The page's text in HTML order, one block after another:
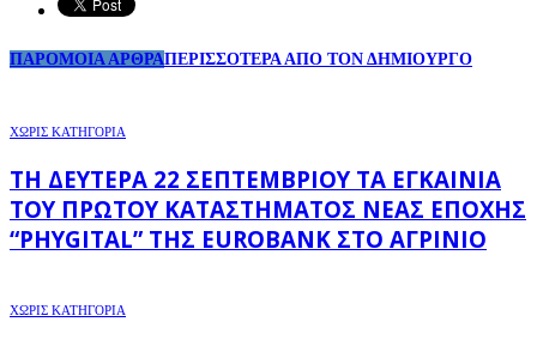
ΠΑΡΟΜΟΙΑ ΑΡΘΡΑΠΕΡΙΣΣΟΤΕΡΑ ΑΠΟ ΤΟΝ ΔΗΜΙΟΥΡΓΟ
ΧΩΡΊΣ ΚΑΤΗΓΟΡΊΑ
ΤΗ ΔΕΥΤΈΡΑ 22 ΣΕΠΤΕΜΒΡΊΟΥ ΤΑ ΕΓΚΑΊΝΙΑ
ΤΟΥ ΠΡΏΤΟΥ ΚΑΤΑΣΤΉΜΑΤΟΣ ΝΈΑΣ ΕΠΟΧΉΣ
“PHYGITAL” ΤΗΣ EUROBANK ΣΤΟ ΑΓΡΊΝΙΟ
ΧΩΡΊΣ ΚΑΤΗΓΟΡΊΑ